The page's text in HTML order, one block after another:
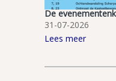
De
31-07-2026
Lees meer